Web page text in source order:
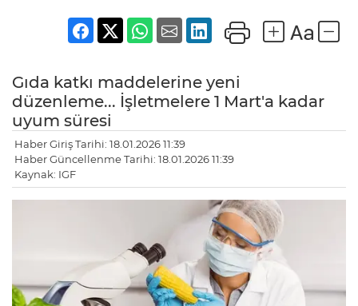
Gıda katkı maddelerine yeni
düzenleme... İşletmelere 1 Mart'a kadar
uyum süresi
Haber Giriş Tarihi: 18.01.2026 11:39
Haber Güncellenme Tarihi: 18.01.2026 11:39
Kaynak: IGF